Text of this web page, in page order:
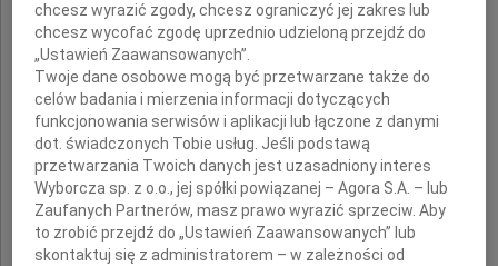
Sławomira Kozieja
z powodu śmierci Taty
prof. dr. hab.
Mariana Kozieja
chcesz wyrazić zgody, chcesz ograniczyć jej zakres lub
chcesz wycofać zgodę uprzednio udzieloną przejdź do
„Ustawień Zaawansowanych”.
Twoje dane osobowe mogą być przetwarzane także do
celów badania i mierzenia informacji dotyczących
funkcjonowania serwisów i aplikacji lub łączone z danymi
dot. świadczonych Tobie usług. Jeśli podstawą
przetwarzania Twoich danych jest uzasadniony interes
Wyborcza sp. z o.o., jej spółki powiązanej – Agora S.A. – lub
Zaufanych Partnerów, masz prawo wyrazić sprzeciw. Aby
to zrobić przejdź do „Ustawień Zaawansowanych” lub
skontaktuj się z administratorem – w zależności od